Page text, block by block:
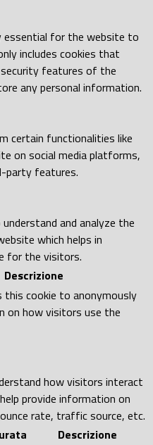
essential for the website to
includes cookies that
features of the
any personal information.
certain functionalities like
on social media platforms,
party features.
and analyze the
which helps in
for the visitors.
Descrizione
this cookie to anonymously
on how visitors use the
how visitors interact
provide information on
rate, traffic source, etc.
Descrizione